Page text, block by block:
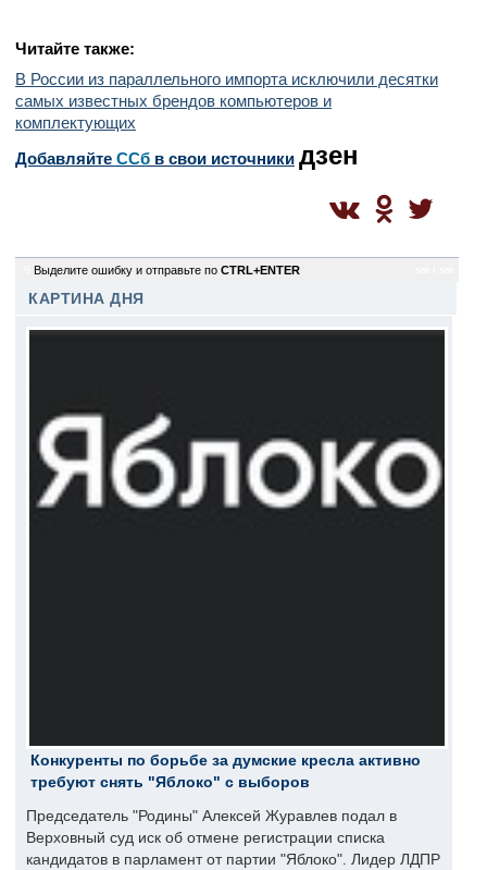
Читайте также:
В России из параллельного импорта исключили десятки
самых известных брендов компьютеров и
комплектующих
Добавляйте CСб в свои источники дзен
Выделите ошибку и отправьте по CTRL+ENTER
КАРТИНА ДНЯ
Конкуренты по борьбе за думские кресла активно
требуют снять "Яблоко" с выборов
Председатель "Родины" Алексей Журавлев подал в
Верховный суд иск об отмене регистрации списка
кандидатов в парламент от партии "Яблоко". Лидер ЛДПР